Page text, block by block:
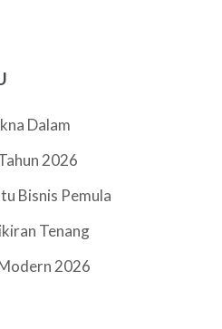
Dalam
2026
Bisnis Pemula
Tenang
2026